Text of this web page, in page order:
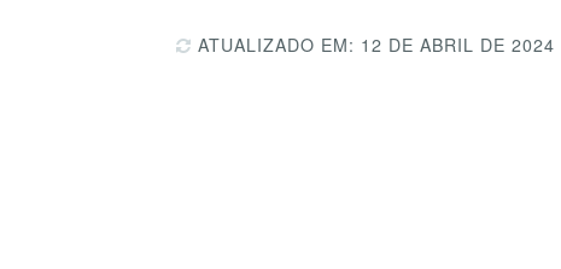
ATUALIZADO EM: 12 DE ABRIL DE 2024